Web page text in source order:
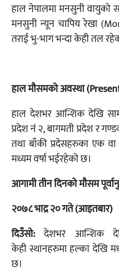
हाल नेपालमा मनसुनी वायुको
मनसुनी न्यून चापिय रेखा
तराई भु-भाग भन्दा केही तल
हाल मौसमको अवस्था
हाल देशभर आन्शिक देखि
प्रदेश नं २, बागमती प्रदेश र
तथा बाँकी प्रदेसहरुका एक
मध्यम वर्षा भईरहेको छ।
आगामी तीन दिनको मौसम
२०७८ भाद्र २०गते (आइतबार)
दिउँसो:देशभर आन्शिक
केही स्थानहरुमा हल्का देखि
छ।